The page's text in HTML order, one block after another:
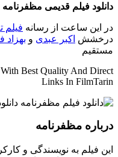
دانلود فیلم قدیمی مظفرنامه
در این ساعت از رسانه فیلم
درخشش اکبر عبدی و بهزاد
مستقیم
Best Quality And Direct
Links In FilmTarin
درباره مظفرنامه
این فیلم به نویسندگی و